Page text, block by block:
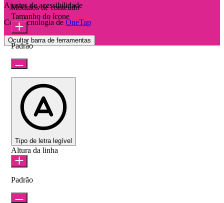
Ajustes de acessibilidade
Com tecnologia de OneTap
Ocultar barra de ferramentas
Módulos de conteúdo
Tamanho do ícone
Padrão
Tipo de letra legível
Altura da linha
Padrão